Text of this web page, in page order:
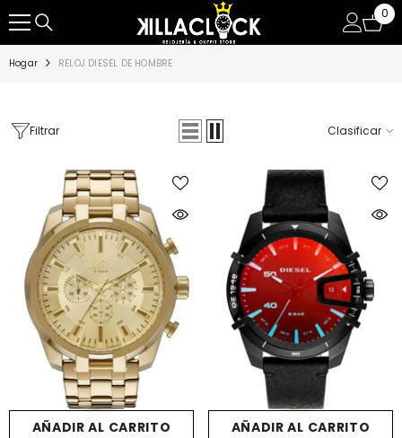
0
0
Hogar RELOJ DIESEL DE HOMBRE
Filtrar Clasificar
AÑADIR AL CARRITO AÑADIR AL CARRITO